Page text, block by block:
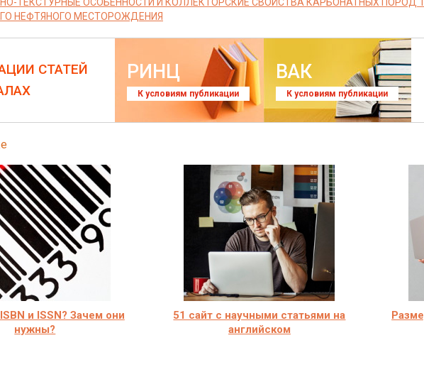
НЕФТЯНОГО МЕСТОРОЖДЕНИЯ
СТАТЕЙ
РИНЦ
К условиям публикации
ВАК
К условиям публикации
и ISSN? Зачем они
нужны?
51 сайт с научными статьями на
английском